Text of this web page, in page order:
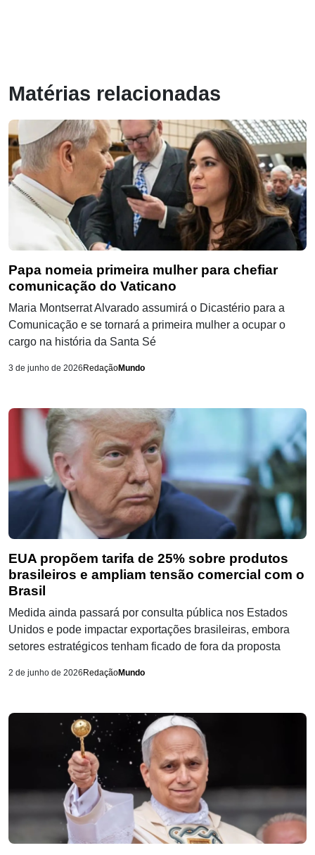
Matérias relacionadas
Papa nomeia primeira mulher para chefiar
comunicação do Vaticano
Maria Montserrat Alvarado assumirá o Dicastério para a
Comunicação e se tornará a primeira mulher a ocupar o
cargo na história da Santa Sé
3 de junho de 2026 RedaçãoMundo
EUA propõem tarifa de 25% sobre produtos
brasileiros e ampliam tensão comercial com o
Brasil
Medida ainda passará por consulta pública nos Estados
Unidos e pode impactar exportações brasileiras, embora
setores estratégicos tenham ficado de fora da proposta
2 de junho de 2026 RedaçãoMundo